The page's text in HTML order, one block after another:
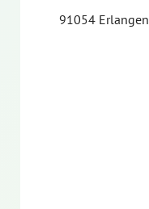
91054 Erlangen